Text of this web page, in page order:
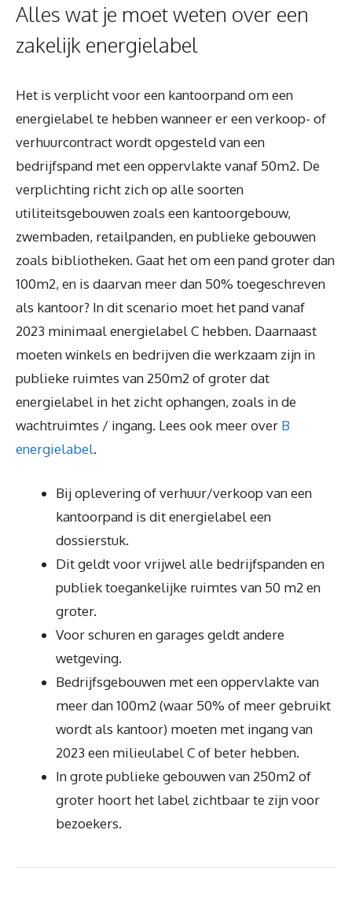
Alles wat je moet weten over een
zakelijk energielabel
Het is verplicht voor een kantoorpand om een
energielabel te hebben wanneer er een verkoop- of
verhuurcontract wordt opgesteld van een
bedrijfspand met een oppervlakte vanaf 50m2. De
verplichting richt zich op alle soorten
utiliteitsgebouwen zoals een kantoorgebouw,
zwembaden, retailpanden, en publieke gebouwen
zoals bibliotheken. Gaat het om een pand groter dan
100m2, en is daarvan meer dan 50% toegeschreven
als kantoor? In dit scenario moet het pand vanaf
2023 minimaal energielabel C hebben. Daarnaast
moeten winkels en bedrijven die werkzaam zijn in
publieke ruimtes van 250m2 of groter dat
energielabel in het zicht ophangen, zoals in de
wachtruimtes / ingang. Lees ook meer over B
energielabel.
Bij oplevering of verhuur/verkoop van een
kantoorpand is dit energielabel een
dossierstuk.
Dit geldt voor vrijwel alle bedrijfspanden en
publiek toegankelijke ruimtes van 50 m2 en
groter.
Voor schuren en garages geldt andere
wetgeving.
Bedrijfsgebouwen met een oppervlakte van
meer dan 100m2 (waar 50% of meer gebruikt
wordt als kantoor) moeten met ingang van
2023 een milieulabel C of beter hebben.
In grote publieke gebouwen van 250m2 of
groter hoort het label zichtbaar te zijn voor
bezoekers.